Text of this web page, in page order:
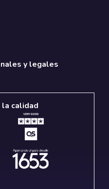
y legales
calidad